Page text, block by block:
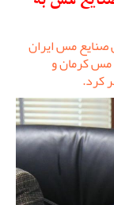
مس ایران
زیر 15ساله‌های مس کرمان و
کرد.